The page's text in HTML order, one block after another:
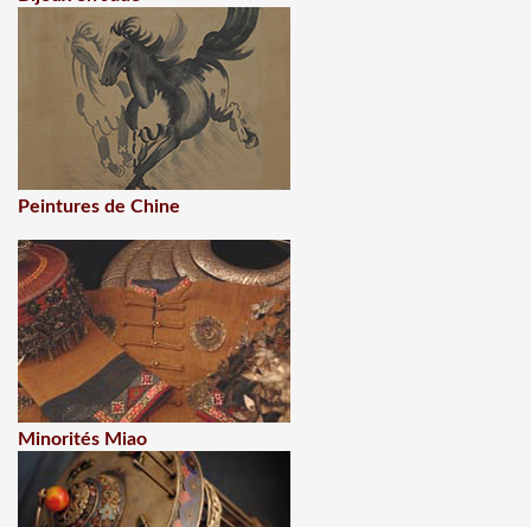
Peintures de Chine
Minorités Miao